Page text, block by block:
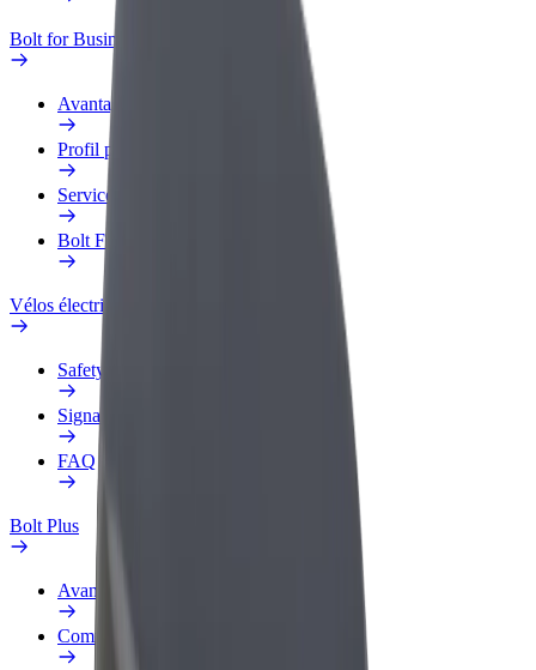
Bolt for Business
Avantages
Profil professionnel
Services
Bolt Food pour les entreprises
Vélos électriques
Safety Lab
Signaler un problème
FAQ
Bolt Plus
Avantages
Comment s'inscrire